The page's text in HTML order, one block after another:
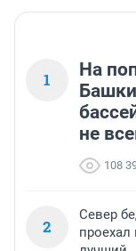
1
На
не
108
2
Север